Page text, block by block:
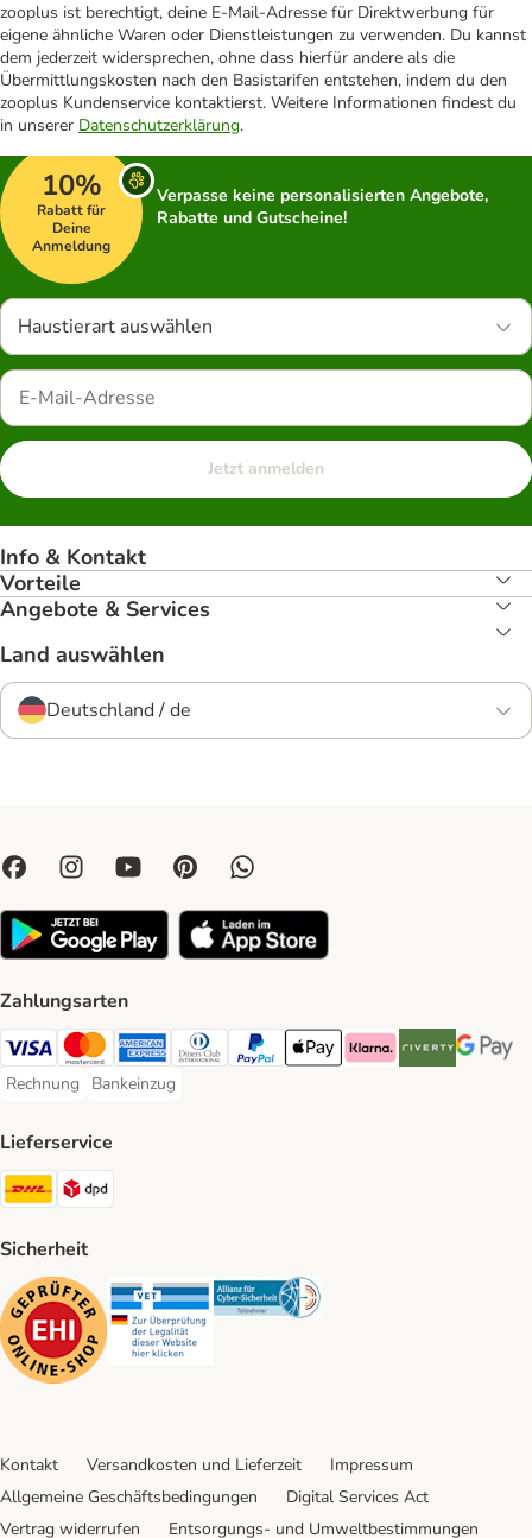
zooplus ist berechtigt, deine E-Mail-Adresse für Direktwerbung für
eigene ähnliche Waren oder Dienstleistungen zu verwenden. Du kannst
dem jederzeit widersprechen, ohne dass hierfür andere als die
Übermittlungskosten nach den Basistarifen entstehen, indem du den
zooplus Kundenservice kontaktierst. Weitere Informationen findest du
in unserer Datenschutzerklärung.
10%
Rabatt für
Deine
Anmeldung
Verpasse keine personalisierten Angebote,
Rabatte und Gutscheine!
Haustierart auswählen
Jetzt anmelden
Info & Kontakt
Vorteile
Angebote & Services
Land auswählen
Deutschland / de
Zahlungsarten
Visa Payment Method
Mastercard Payment Method
American Express Payment Method
Diners Club Payment Method
PayPal Payment Method
Apple Pay Payment Method
Klarna Payment Method
Riverty Payment
Google
Rechnung
Rechnung Payment Method
Bankeinzug
Bankeinzug Payment Method
Lieferservice
DHL Shipping Method
Sicherheit
Security Security Security
Kontakt Versandkosten und Lieferzeit
Impressum
Allgemeine Geschäftsbedingungen
Digital Services Act
Vertrag widerrufen
Entsorgungs- und Umweltbestimmungen